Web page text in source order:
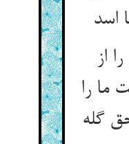
اسد
از
ما را